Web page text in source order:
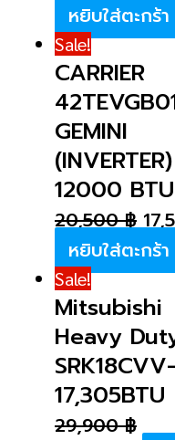
หยิบใส่ตะกร้า
Sale!
CARRIER
GEMINI
(INVERTER)
12000 BTU
20,500฿
หยิบใส่ตะกร้า
Sale!
Mitsubishi
Heavy
17,305BTU
29,900฿